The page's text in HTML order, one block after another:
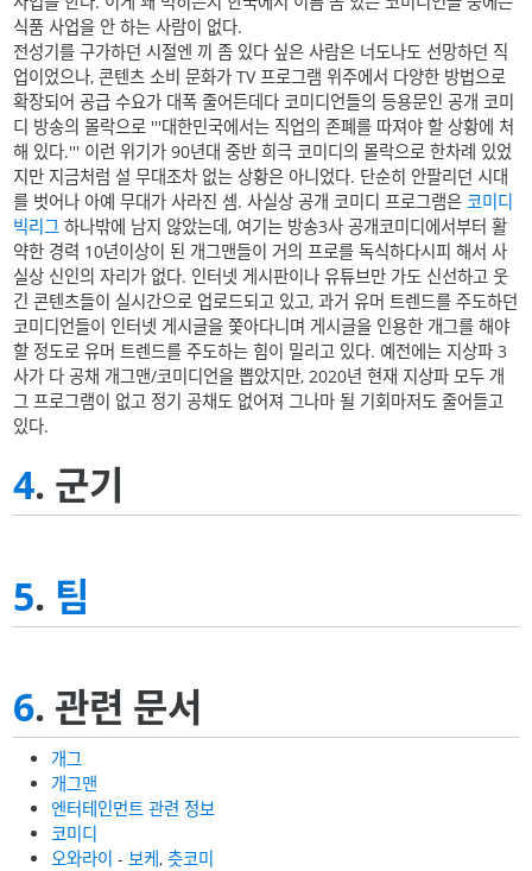
식품 사업을 안 하는 사람이 없다.
전성기를 구가하던 시절엔 끼 좀 있다 싶은 사람은 너도나도 선망하던 직
업이었으나, 콘텐츠 소비 문화가 TV 프로그램 위주에서 다양한 방법으로
확장되어 공급 수요가 대폭 줄어든데다 코미디언들의 등용문인 공개 코미
디 방송의 몰락으로 '''대한민국에서는 직업의 존폐를 따져야 할 상황에 처
해 있다.''' 이런 위기가 90년대 중반 희극 코미디의 몰락으로 한차례 있었
지만 지금처럼 설 무대조차 없는 상황은 아니었다. 단순히 안팔리던 시대
를 벗어나 아예 무대가 사라진 셈. 사실상 공개 코미디 프로그램은코미디
빅리그 하나밖에 남지 않았는데, 여기는 방송3사 공개코미디에서부터 활
약한 경력 10년이상이 된 개그맨들이 거의 프로를 독식하다시피 해서 사
실상 신인의 자리가 없다. 인터넷 게시판이나 유튜브만 가도 신선하고 웃
긴 콘텐츠들이 실시간으로 업로드되고 있고, 과거 유머 트렌드를 주도하던
코미디언들이 인터넷 게시글을 쫓아다니며 게시글을 인용한 개그를 해야
할 정도로 유머 트렌드를 주도하는 힘이 밀리고 있다. 예전에는 지상파 3
사가 다 공채 개그맨/코미디언을 뽑았지만, 2020년 현재 지상파 모두 개
그 프로그램이 없고 정기 공채도 없어져 그나마 될 기회마저도 줄어들고
있다.
4. 군기
5. 팀
6. 관련 문서
개그
개그맨
엔터테인먼트 관련 정보
코미디
오와라이 -보케,츳코미